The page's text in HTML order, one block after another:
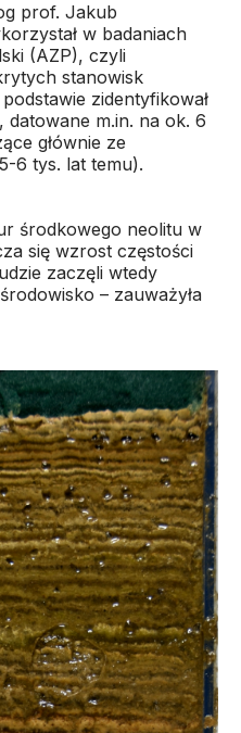
prof. Jakub
w badaniach
(AZP), czyli
stanowisk
zidentyfikował
m.in. na ok. 6
głównie ze
6 tys. lat temu).
środkowego neolitu w
się wzrost częstości
zaczęli wtedy
– zauważyła